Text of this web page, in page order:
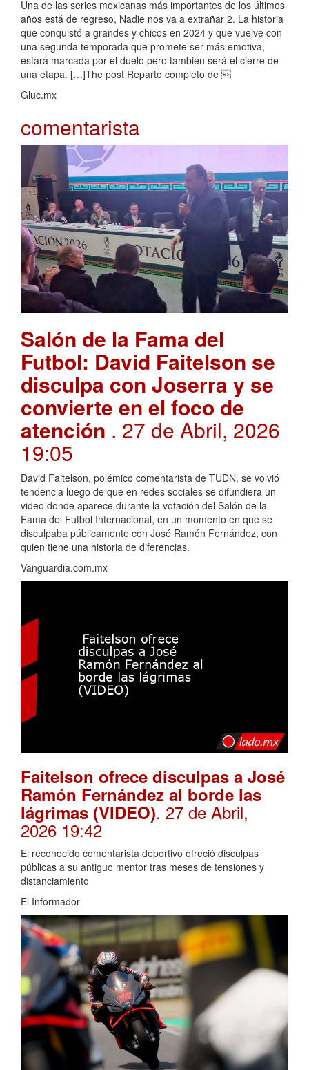
Una de las series mexicanas más importantes de los últimos
años está de regreso, Nadie nos va a extrañar 2. La historia
que conquistó a grandes y chicos en 2024 y que vuelve con
una segunda temporada que promete ser más emotiva,
estará marcada por el duelo pero también será el cierre de
una etapa. […]The post Reparto completo de 
Gluc.mx
comentarista
Salón de la Fama del
Futbol: David Faitelson se
disculpa con Joserra y se
convierte en el foco de
atención . 27 de Abril, 2026
19:05
David Faitelson, polémico comentarista de TUDN, se volvió
tendencia luego de que en redes sociales se difundiera un
video donde aparece durante la votación del Salón de la
Fama del Futbol Internacional, en un momento en que se
disculpaba públicamente con José Ramón Fernández, con
quien tiene una historia de diferencias.
Vanguardia.com.mx
Faitelson ofrece disculpas a José
Ramón Fernández al borde las
lágrimas (VIDEO). 27 de Abril,
2026 19:42
El reconocido comentarista deportivo ofreció disculpas
públicas a su antiguo mentor tras meses de tensiones y
distanciamiento
El Informador